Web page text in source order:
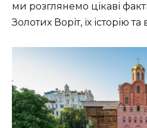
ми розглянемо цікаві
Золотих Воріт, їх історію